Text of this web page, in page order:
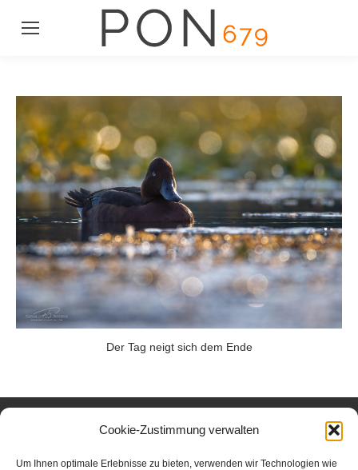
Cookie-Zustimmung verwalten
Um Ihnen optimale Erlebnisse zu bieten, verwenden wir Technologien wie
Der Tag neigt sich dem Ende
FOTOGRAFIE | ALL RIGHTS RESERVED